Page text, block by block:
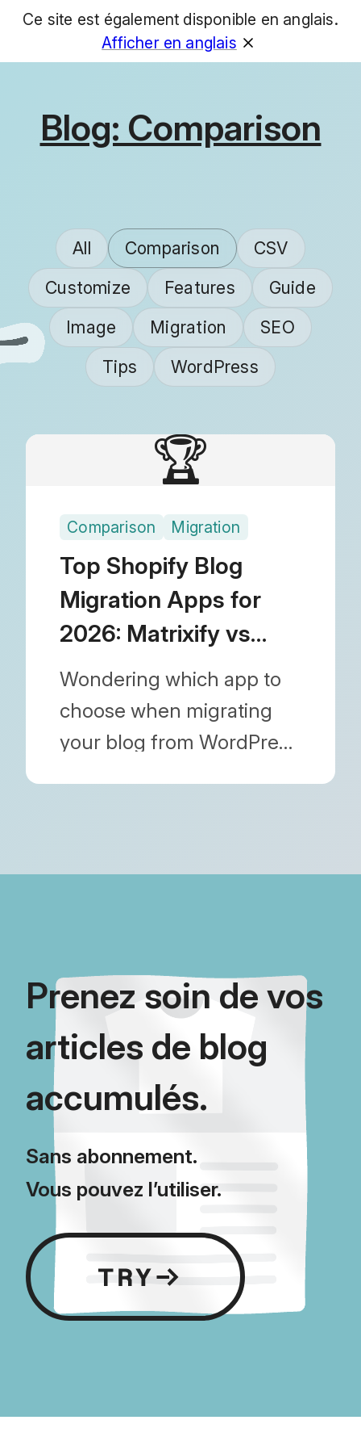
GET
Blog: Comparison
All Comparison
CSV
Customize
Features
Guide
Image
Migration
SEO
Tips
WordPress
🏆
Comparison Migration
Top Shopify Blog
Migration Apps for
2026: Matrixify vs
Blogfeeder vs Blog
Importer
Wondering which app to
choose when migrating
your blog from WordPress
Blog Importer, Matrixify,
Prenez soin de vos
articles de blog
accumulés.
Sans abonnement.
Vous pouvez l’utiliser.
Ce site est également disponible en anglais.
Afficher en anglais